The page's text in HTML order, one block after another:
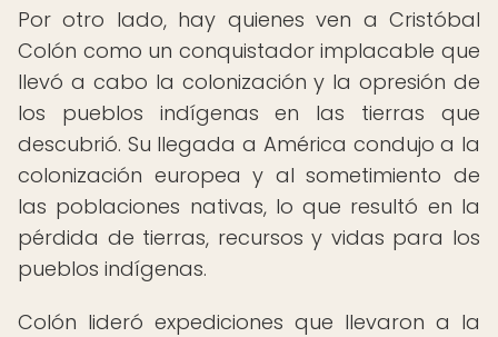
Por otro lado, hay quienes ven a Cristóbal
Colón como un conquistador implacable que
llevó a cabo la colonización y la opresión de
los pueblos indígenas en las tierras que
descubrió. Su llegada a América condujo a la
colonización europea y al sometimiento de
las poblaciones nativas, lo que resultó en la
pérdida de tierras, recursos y vidas para los
pueblos indígenas.
Colón lideró expediciones que llevaron a la